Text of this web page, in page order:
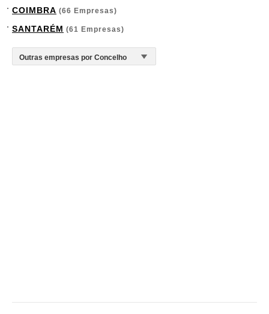
COIMBRA (66 Empresas)
SANTARÉM (61 Empresas)